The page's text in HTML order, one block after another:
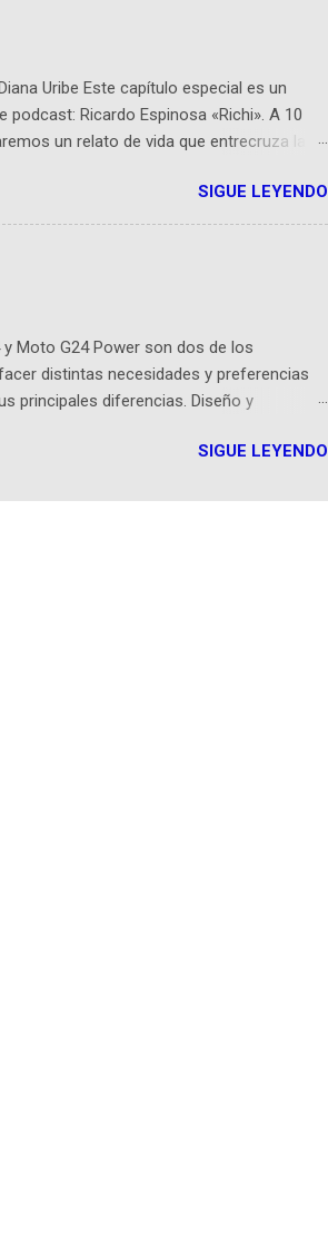
Uribe Este capítulo especial es un
Ricardo Espinosa «Richi». A 10
un relato de vida que entrecruza la
una joven librera de Barichara y de
directamente de una novela de espías
y los libros reunidos por Richi hoy se
Redes Sociales! Facebook:
SIGUE LEYENDO
Moto G24 Power son dos de los
distintas necesidades y preferencias
principales diferencias. Diseño y
con un perfil de 9mm. Pantalla Ambos
MediaTek Helio G85, el Moto G24
SIGUE LEYENDO